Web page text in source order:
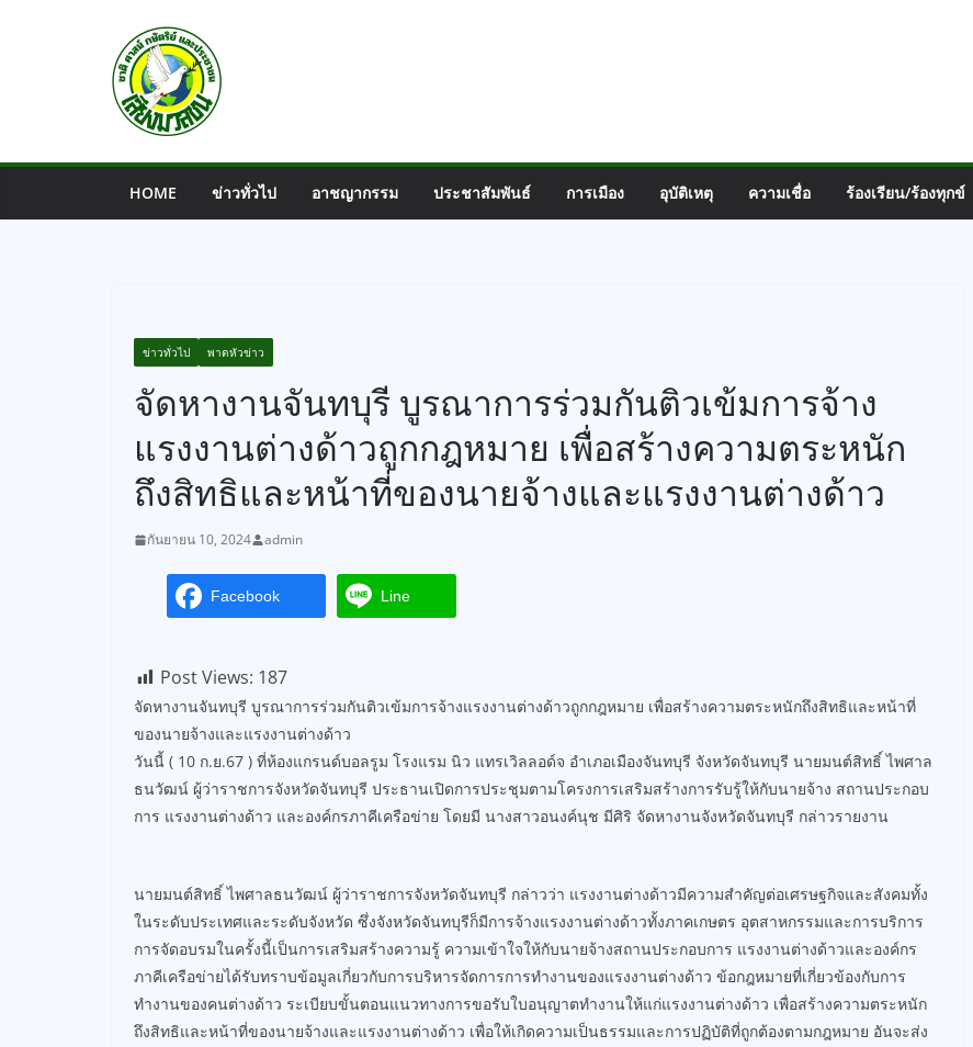
HOME ข่าวทั่วไป อาชญากรรม ประชาสัมพันธ์ การเมือง อุบัติเหตุ ความเชื่อ ร้องเรียน/ร้องทุกข์
ข่าวทั่วไป พาดหัวข่าว
จัดหางานจันทบุรี บูรณาการร่วมกันติวเข้มการจ้าง
แรงงานต่างด้าวถูกกฎหมาย เพื่อสร้างความตระหนัก
ถึงสิทธิและหน้าที่ของนายจ้างและแรงงานต่างด้าว
กันยายน 10, 2024 admin
Facebook Line
Post Views: 187
จัดหางานจันทบุรี บูรณาการร่วมกันติวเข้มการจ้างแรงงานต่างด้าวถูกกฎหมาย เพื่อสร้างความตระหนักถึงสิทธิและหน้าที่
ของนายจ้างและแรงงานต่างด้าว
วันนี้ ( 10 ก.ย.67 ) ที่ห้องแกรนด์บอลรูม โรงแรม นิว แทรเวิลลอด์จ อำเภอเมืองจันทบุรี จังหวัดจันทบุรี นายมนต์สิทธิ์ ไพศาล
ธนวัฒน์ ผู้ว่าราชการจังหวัดจันทบุรี ประธานเปิดการประชุมตามโครงการเสริมสร้างการรับรู้ให้กับนายจ้าง สถานประกอบ
การ แรงงานต่างด้าว และองค์กรภาคีเครือข่าย โดยมี นางสาวอนงค์นุช มีศิริ จัดหางานจังหวัดจันทบุรี กล่าวรายงาน
นายมนต์สิทธิ์ ไพศาลธนวัฒน์ ผู้ว่าราชการจังหวัดจันทบุรี กล่าวว่า แรงงานต่างด้าวมีความสำคัญต่อเศรษฐกิจและสังคมทั้ง
ในระดับประเทศและระดับจังหวัด ซึ่งจังหวัดจันทบุรีก็มีการจ้างแรงงานต่างด้าวทั้งภาคเกษตร อุตสาหกรรมและการบริการ
การจัดอบรมในครั้งนี้เป็นการเสริมสร้างความรู้ ความเข้าใจให้กับนายจ้างสถานประกอบการ แรงงานต่างด้าวและองค์กร
ภาคีเครือข่ายได้รับทราบข้อมูลเกี่ยวกับการบริหารจัดการการทำงานของแรงงานต่างด้าว ข้อกฎหมายที่เกี่ยวข้องกับการ
ทำงานของคนต่างด้าว ระเบียบขั้นตอนแนวทางการขอรับใบอนุญาตทำงานให้แก่แรงงานต่างด้าว เพื่อสร้างความตระหนัก
ถึงสิทธิและหน้าที่ของนายจ้างและแรงงานต่างด้าว เพื่อให้เกิดความเป็นธรรมและการปฏิบัติที่ถูกต้องตามกฎหมาย อันจะส่ง